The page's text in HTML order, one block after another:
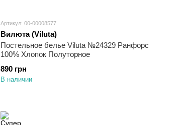
Артикул: 00-00008577
Вилюта (Viluta)
Постельное белье Viluta №24329 Ранфорс
100% Хлопок Полуторное
890 грн
В наличии